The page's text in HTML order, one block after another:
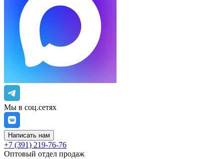
Мы в соц.сетях
Написать нам
+7 (391) 219-76-76
Оптовый отдел продаж